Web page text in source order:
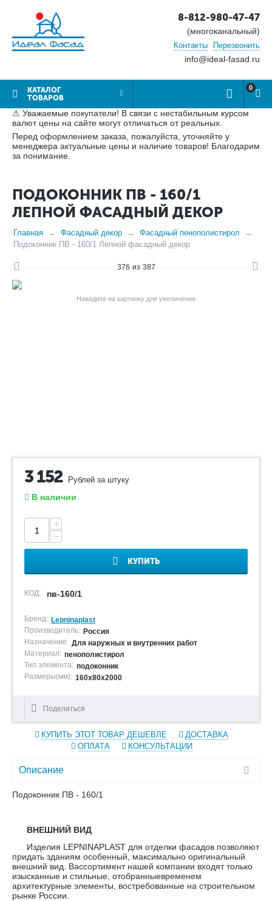
8-812-980-47-47
(многоканальный)
Контакты Перезвонить
info@ideal-fasad.ru
КАТАЛОГ
ТОВАРОВ
0
⚠ Уважаемые покупатели! В связи с нестабильным курсом
валют цены на сайте могут отличаться от реальных.
Перед оформлением заказа, пожалуйста, уточняйте у
менеджера актуальные цены и наличие товаров! Благодарим
за понимание.
ПОДОКОННИК ПВ - 160/1
ЛЕПНОЙ ФАСАДНЫЙ ДЕКОР
Главная Фасадный декор
Фасадный пенополистирол
Подоконник ПВ - 160/1 Лепной фасадный декор
376 из 387
Наведите на картинку для увеличения
3 152 Рублей за штуку
В наличии
+
−
КУПИТЬ
КОД: пв-160/1
Бренд: Lepninaplast
Производитель: Россия
Назначение: Для наружных и внутренних работ
Материал: пенополистирол
Тип элемента: подоконник
Размеры(мм): 160х80х2000
Поделиться
КУПИТЬ ЭТОТ ТОВАР ДЕШЕВЛЕ
ДОСТАВКА
ОПЛАТА
КОНСУЛЬТАЦИИ
Описание
Подоконник ПВ - 160/1
ВНЕШНИЙ ВИД
Изделия LEPNINAPLAST для отделки фасадов позволяют
придать зданиям особенный, максимально оригинальный
внешний вид. Вассортимент нашей компании входят только
изысканные и стильные, отобранныевременем
архитектурные элементы, востребованные на строительном
рынке России.